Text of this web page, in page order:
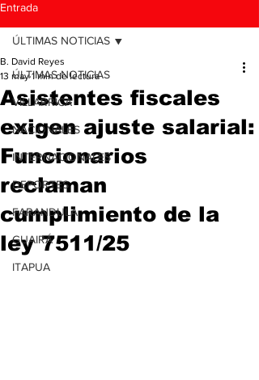
Entrada
ÚLTIMAS NOTICIAS
VILLARRICA
NACIONALES
INTERNACIONALES
DEPORTES
FARANDULA
GUAIRÁ
ITAPUA
ÚLTIMAS NOTICIAS
Asistentes fiscales
exigen ajuste salarial:
Funcionarios
reclaman
cumplimiento de la
ley 7511/25
B. David Reyes
13 may 1 min de lectura